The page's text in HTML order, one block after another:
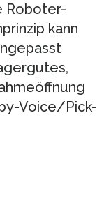
Roboter-
kann
Voice/Pick-